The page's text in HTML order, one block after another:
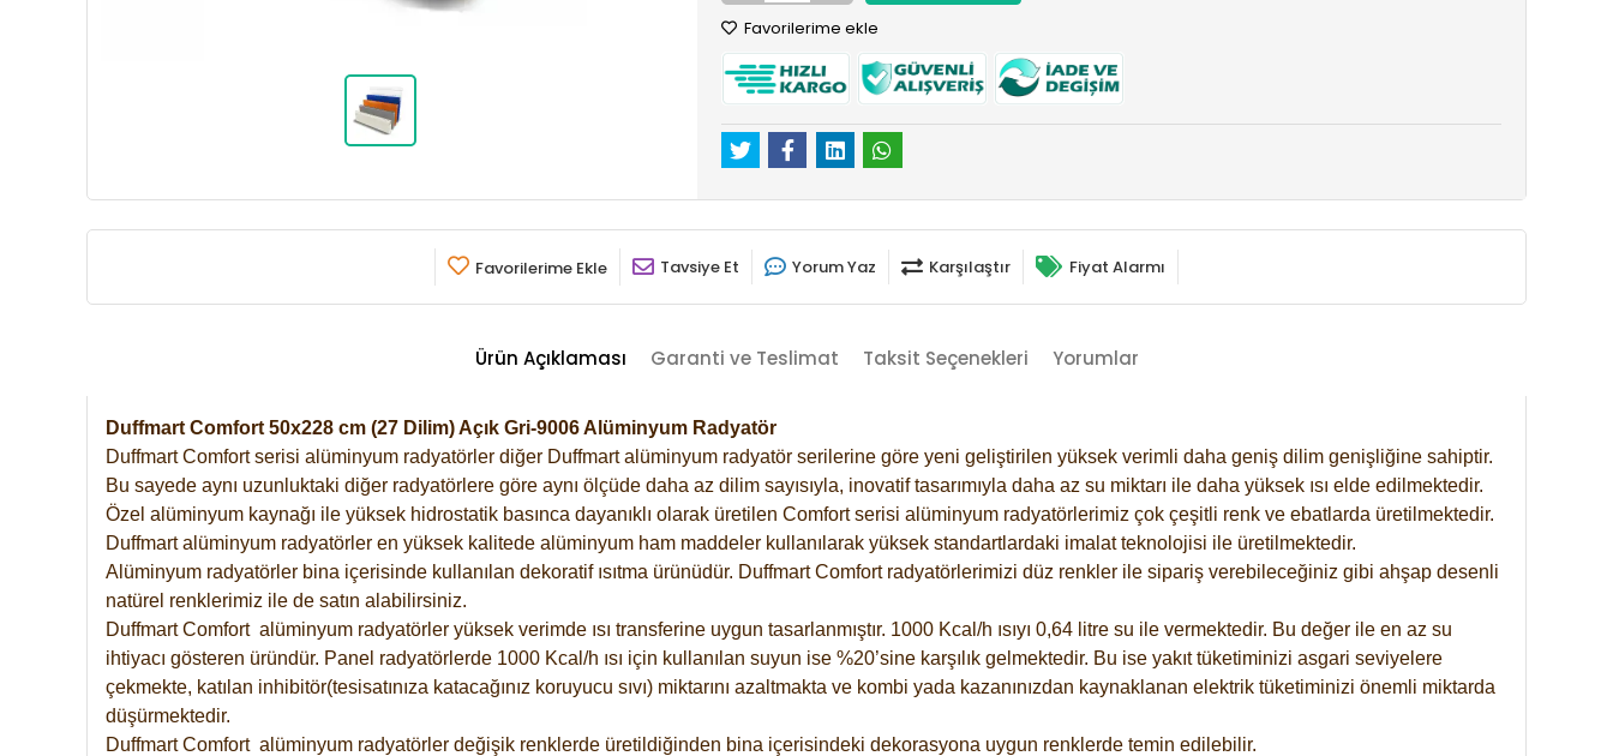
Favorilerime ekle
Favorilerime Ekle Tavsiye Et Yorum Yaz Karşılaştır Fiyat Alarmı
Ürün Açıklaması Garanti ve Teslimat Taksit Seçenekleri Yorumlar
Duffmart Comfort 50x228 cm (27 Dilim) Açık Gri-9006 Alüminyum Radyatör
Duffmart Comfort serisi alüminyum radyatörler diğer Duffmart alüminyum radyatör serilerine göre yeni geliştirilen yüksek verimli daha geniş dilim genişliğine sahiptir.
Bu sayede aynı uzunluktaki diğer radyatörlere göre aynı ölçüde daha az dilim sayısıyla, inovatif tasarımıyla daha az su miktarı ile daha yüksek ısı elde edilmektedir.
Özel alüminyum kaynağı ile yüksek hidrostatik basınca dayanıklı olarak üretilen Comfort serisi alüminyum radyatörlerimiz çok çeşitli renk ve ebatlarda üretilmektedir.
Duffmart alüminyum radyatörler en yüksek kalitede alüminyum ham maddeler kullanılarak yüksek standartlardaki imalat teknolojisi ile üretilmektedir.
Alüminyum radyatörler bina içerisinde kullanılan dekoratif ısıtma ürünüdür. Duffmart Comfort radyatörlerimizi düz renkler ile sipariş verebileceğiniz gibi ahşap desenli
natürel renklerimiz ile de satın alabilirsiniz.
Duffmart Comfort alüminyum radyatörler yüksek verimde ısı transferine uygun tasarlanmıştır. 1000 Kcal/h ısıyı 0,64 litre su ile vermektedir. Bu değer ile en az su
ihtiyacı gösteren üründür. Panel radyatörlerde 1000 Kcal/h ısı için kullanılan suyun ise %20’sine karşılık gelmektedir. Bu ise yakıt tüketiminizi asgari seviyelere
çekmekte, katılan inhibitör(tesisatınıza katacağınız koruyucu sıvı) miktarını azaltmakta ve kombi yada kazanınızdan kaynaklanan elektrik tüketiminizi önemli miktarda
düşürmektedir.
Duffmart Comfort alüminyum radyatörler değişik renklerde üretildiğinden bina içerisindeki dekorasyona uygun renklerde temin edilebilir.